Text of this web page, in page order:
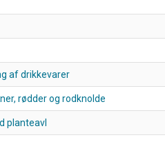
af drikkevarer
rødder og rodknolde
planteavl